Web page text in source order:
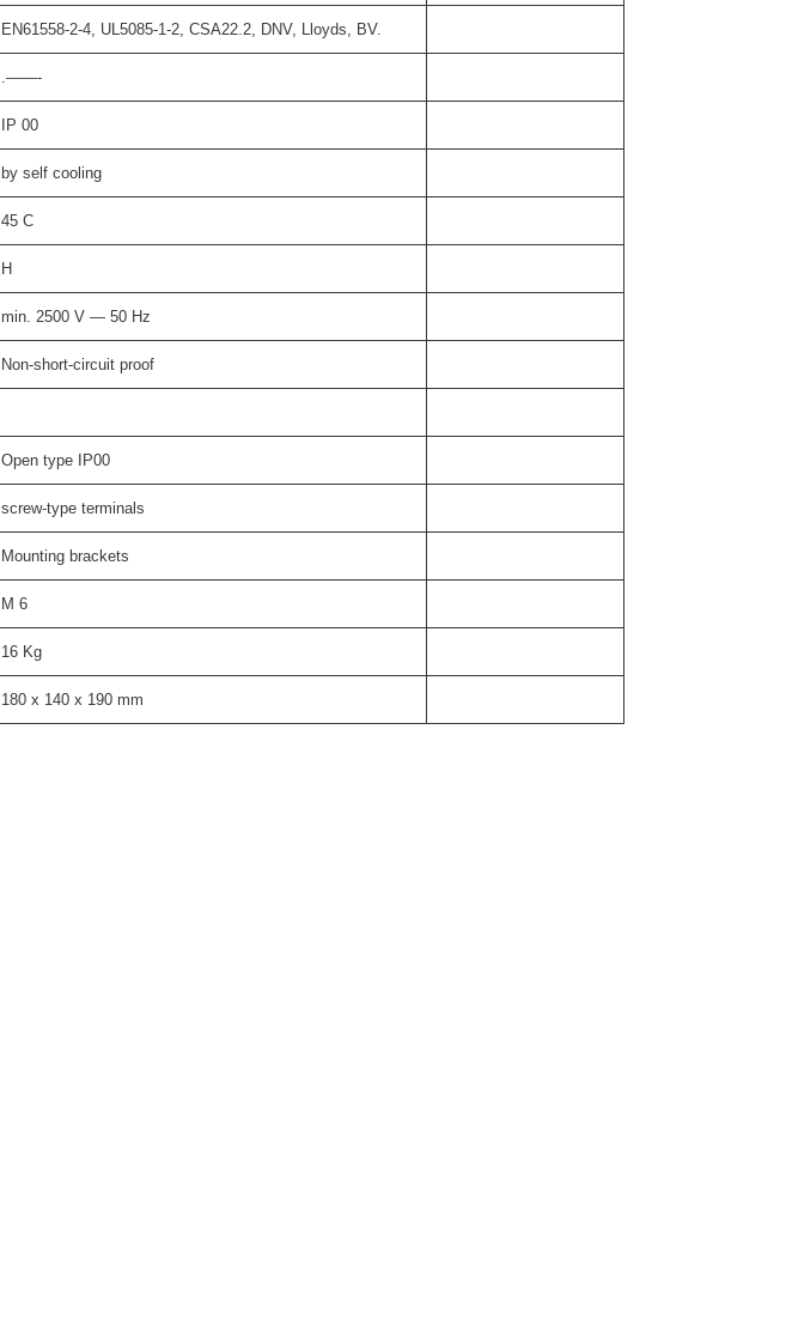
EN61558-2-4, UL5085-1-2, CSA22.2, DNV, Lloyds, BV.
.——-
IP 00
by self cooling
45 C
H
min. 2500 V — 50 Hz
Non-short-circuit proof
Open type IP00
screw-type terminals
Mounting brackets
M 6
16 Kg
180 x 140 x 190 mm